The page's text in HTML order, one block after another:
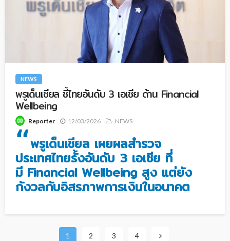
NEWS
พรูเด็นเชียล ชี้ไทยอันดับ 3 เอเชีย ด้าน Financial
Wellbeing
Reporter 12/03/2026 NEWS
“พรูเด็นเชียล เผยผลสำรวจ
ประเทศไทยรั้งอันดับ 3 เอเชีย ที่
มี Financial Wellbeing สูง แต่ยัง
กังวลกับอิสรภาพการเงินในอนาคต
1 2 3 4